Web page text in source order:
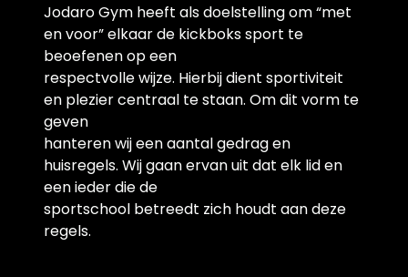
Jodaro Gym heeft als doelstelling om “met
en voor” elkaar de kickboks sport te
beoefenen op een
respectvolle wijze. Hierbij dient sportiviteit
en plezier centraal te staan. Om dit vorm te
geven
hanteren wij een aantal gedrag en
huisregels. Wij gaan ervan uit dat elk lid en
een ieder die de
sportschool betreedt zich houdt aan deze
regels.